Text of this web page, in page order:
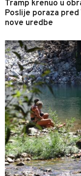
Tramp krenuo u
Poslije poraza
nove uredbe